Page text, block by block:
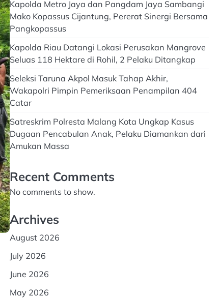
Kapolda Metro Jaya dan Pangdam Jaya Sambangi
Mako Kopassus Cijantung, Pererat Sinergi Bersama
Pangkopassus
Kapolda Riau Datangi Lokasi Perusakan Mangrove
Seluas 118 Hektare di Rohil, 2 Pelaku Ditangkap
Seleksi Taruna Akpol Masuk Tahap Akhir,
Wakapolri Pimpin Pemeriksaan Penampilan 404
Catar
Satreskrim Polresta Malang Kota Ungkap Kasus
Dugaan Pencabulan Anak, Pelaku Diamankan dari
Amukan Massa
Recent Comments
No comments to show.
Archives
August 2026
July 2026
June 2026
May 2026